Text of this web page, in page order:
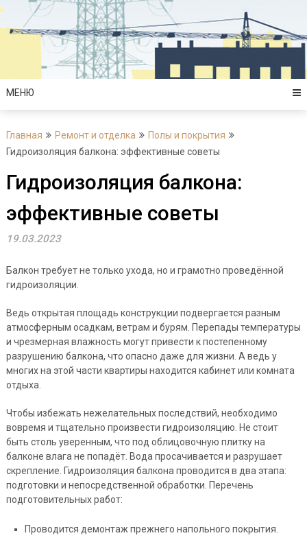
Перейти
содержимому
МЕНЮ
Главная Ремонт и отделка
Полы и покрытия
Гидроизоляция балкона: эффективные советы
Гидроизоляция балкона:
эффективные советы
19.03.2023
Балкон требует не только ухода, но и грамотно проведённой
гидроизоляции.
Ведь открытая площадь конструкции подвергается разным
атмосферным осадкам, ветрам и бурям. Перепады температуры
и чрезмерная влажность могут привести к постепенному
разрушению балкона, что опасно даже для жизни. А ведь у
многих на этой части квартиры находится кабинет или комната
отдыха.
Чтобы избежать нежелательных последствий, необходимо
вовремя и тщательно произвести гидроизоляцию. Не стоит
быть столь уверенным, что под облицовочную плитку на
балконе влага не попадёт. Вода просачивается и разрушает
скрепление. Гидроизоляция балкона проводится в два этапа:
подготовки и непосредственной обработки. Перечень
подготовительных работ:
Проводится демонтаж прежнего напольного покрытия.